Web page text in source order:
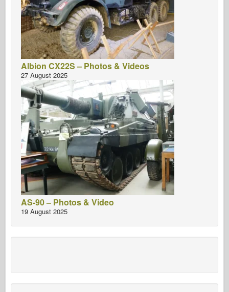
Albion CX22S – Photos & Videos
27 August 2025
AS-90 – Photos & Video
19 August 2025